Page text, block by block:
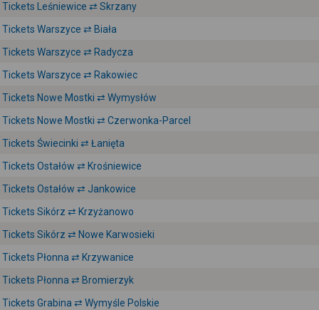
Tickets Leśniewice ⇄ Skrzany
Tickets Warszyce ⇄ Biała
Tickets Warszyce ⇄ Radycza
Tickets Warszyce ⇄ Rakowiec
Tickets Nowe Mostki ⇄ Wymysłów
Tickets Nowe Mostki ⇄ Czerwonka-Parcel
Tickets Świecinki ⇄ Łanięta
Tickets Ostałów ⇄ Krośniewice
Tickets Ostałów ⇄ Jankowice
Tickets Sikórz ⇄ Krzyżanowo
Tickets Sikórz ⇄ Nowe Karwosieki
Tickets Płonna ⇄ Krzywanice
Tickets Płonna ⇄ Bromierzyk
Tickets Grabina ⇄ Wymyśle Polskie